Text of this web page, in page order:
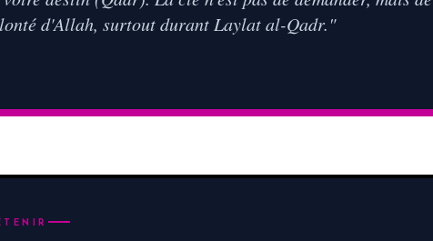
d'Allah, surtout durant Laylat al-Qadr."